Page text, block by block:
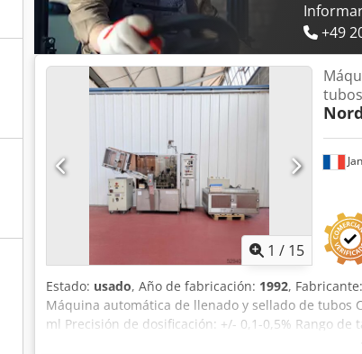
+49
1 / 15
tubos
Estado: usado, Año de fabricación: 1992,
Máquina automática de llenado y sellado de tubos
ml Precisión de dosificación: +/- 0,1-0,5% Rango
10-50 mm Alimentación de tubos vacíos: